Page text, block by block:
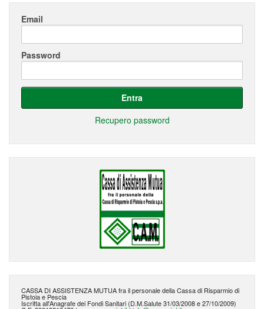
Email
Password
Entra
Recupero password
CASSA DI ASSISTENZA MUTUA fra il personale della Cassa di Risparmio di
Pistoia e Pescia
Iscritta all'Anagrafe dei Fondi Sanitari (D.M.Salute 31/03/2008 e 27/10/2009)